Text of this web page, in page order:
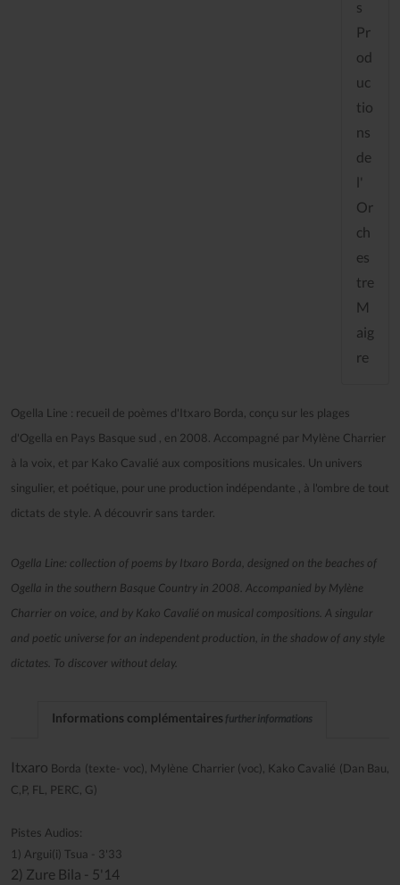
s
Pr
od
uc
tio
ns
de
l'
Or
ch
es
tre
M
aig
re
Ogella Line : recueil de poèmes d'Itxaro Borda, conçu sur les plages
d'Ogella en Pays Basque sud , en 2008. Accompagné par Mylène Charrier
à la voix, et par Kako Cavalié aux compositions musicales. Un univers
singulier, et poétique, pour une production indépendante , à l'ombre de tout
dictats de style. A découvrir sans tarder.
Ogella Line: collection of poems by Itxaro Borda, designed on the beaches of
Ogella in the southern Basque Country in 2008. Accompanied by Mylène
Charrier on voice, and by Kako Cavalié on musical compositions. A singular
and poetic universe for an independent production, in the shadow of any style
dictates. To discover without delay.
Informations complémentaires further informations
Itxaro Borda (texte- voc), Mylène Charrier (voc), Kako Cavalié (Dan Bau,
C,P, FL, PERC, G)
Pistes Audios:
1) Argui(i) Tsua - 3'33
2) Zure Bila - 5'14